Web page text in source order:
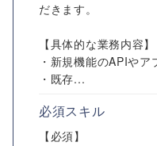
だきます。
【具体的な業務内容】
・新規機能のAPIや
・既存...
必須スキル
【必須】